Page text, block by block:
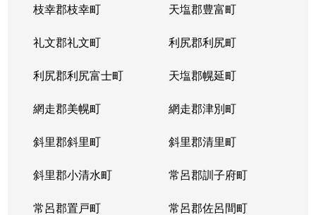
枝幸郡枝幸町 天塩郡豊富町
礼文郡礼文町 利尻郡利尻町
利尻郡利尻富士町 天塩郡幌延町
網走郡美幌町 網走郡津別町
斜里郡斜里町 斜里郡清里町
斜里郡小清水町 常呂郡訓子府町
常呂郡置戸町 常呂郡佐呂間町